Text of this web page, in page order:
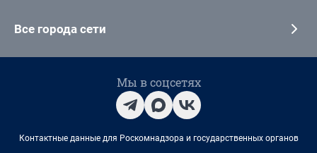
Все города сети
Мы в соцсетях
Контактные данные для Роскомнадзора и государственных органов